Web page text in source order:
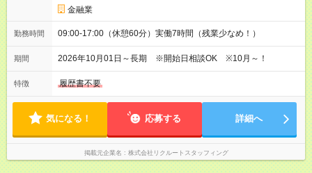
金融業
勤務時間 09:00-17:00（休憩60分）実働7時間（残業少なめ！）
期間 2026年10月01日～長期 ※開始日相談OK ※10月～！
特徴 履歴書不要
気になる！ 応募する 詳細へ
掲載元企業名 株式会社リクルートスタッフィング